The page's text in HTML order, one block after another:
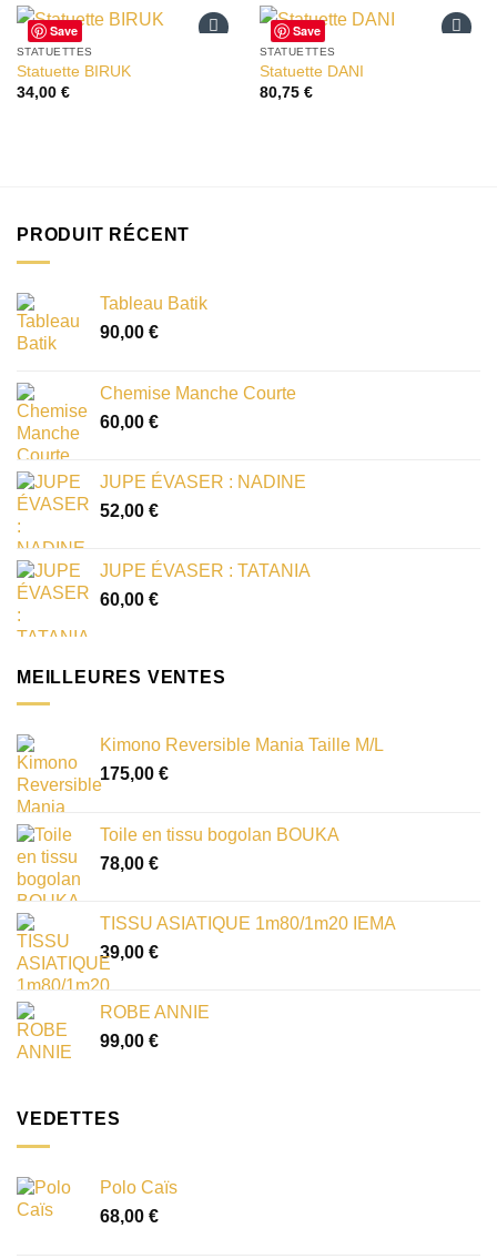
Save
STATUETTES
Statuette BIRUK
34,00 €
Save
STATUETTES
Statuette DANI
80,75 €
PRODUIT RÉCENT
Tableau Batik
90,00 €
Chemise Manche Courte
60,00 €
JUPE ÉVASER : NADINE
52,00 €
JUPE ÉVASER : TATANIA
60,00 €
MEILLEURES VENTES
Kimono Reversible Mania Taille M/L
175,00 €
Toile en tissu bogolan BOUKA
78,00 €
TISSU ASIATIQUE 1m80/1m20 IEMA
39,00 €
ROBE ANNIE
99,00 €
VEDETTES
Polo Caïs
68,00 €